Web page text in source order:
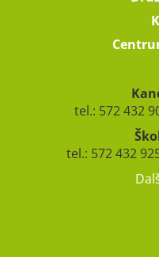
tel.: 572 432
tel.: 572 432